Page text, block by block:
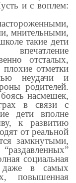
и с воплем:
мнительными,
такие дети
отсталых,
плохие отметки
неудачи и
родителей.
насмешек,
в связи с
дети вполне
к развитию
от реальной
замкнутыми,
социальная
даже в самых
повышенная